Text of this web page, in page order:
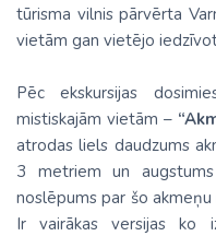
tūrisma vilnis pārvērta
vietām gan vietējo
Pēc ekskursijas
mistiskajām vietām –
atrodas liels daudzums
3 metriem un
noslēpums par šo
Ir vairākas versijas ko